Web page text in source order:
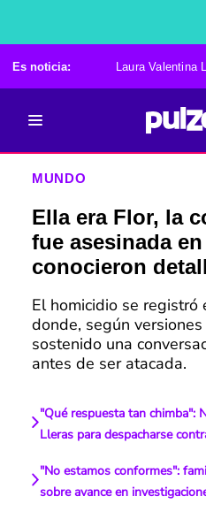
Es noticia: Laura Valentina
MUNDO
Ella era Flor, la
fue asesinada
conocieron
El homicidio se registró
donde, según
sostenido una
antes de ser atacada.
"Qué respuesta tan chimba":
Lleras para despacharse
"No estamos conformes":
sobre avance en